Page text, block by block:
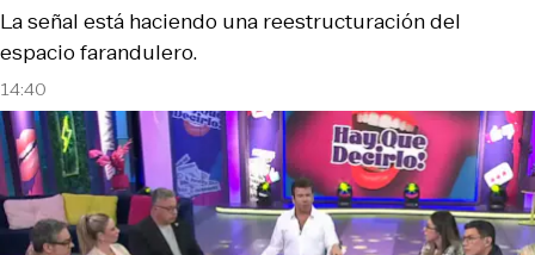
14:40
La señal está haciendo una reestructuración del
espacio farandulero.